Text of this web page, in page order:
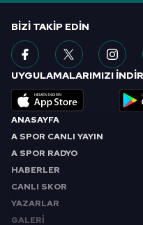
ANASAYFA
A SPOR CANLI YAYIN
A SPOR RADYO
HABERLER
CANLI SKOR
YAZARLAR
GALERİ
BIZI TAKIP EDIN
UYGULAMALARIMIZI